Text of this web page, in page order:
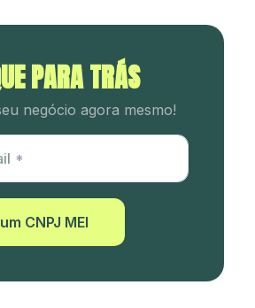
PARA TRÁS
negócio agora mesmo!
CNPJ MEI